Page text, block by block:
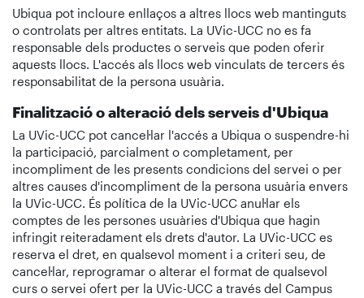
Ubiqua pot incloure enllaços a altres llocs web mantinguts
o controlats per altres entitats. La UVic-UCC no es fa
responsable dels productes o serveis que poden oferir
aquests llocs. L'accés als llocs web vinculats de tercers és
responsabilitat de la persona usuària.
Finalització o alteració dels serveis d'Ubiqua
La UVic-UCC pot cancel·lar l'accés a Ubiqua o suspendre-hi
la participació, parcialment o completament, per
incompliment de les presents condicions del servei o per
altres causes d'incompliment de la persona usuària envers
la UVic-UCC. És política de la UVic-UCC anul·lar els
comptes de les persones usuàries d'Ubiqua que hagin
infringit reiteradament els drets d'autor. La UVic-UCC es
reserva el dret, en qualsevol moment i a criteri seu, de
cancel·lar, reprogramar o alterar el format de qualsevol
curs o servei ofert per la UVic-UCC a través del Campus